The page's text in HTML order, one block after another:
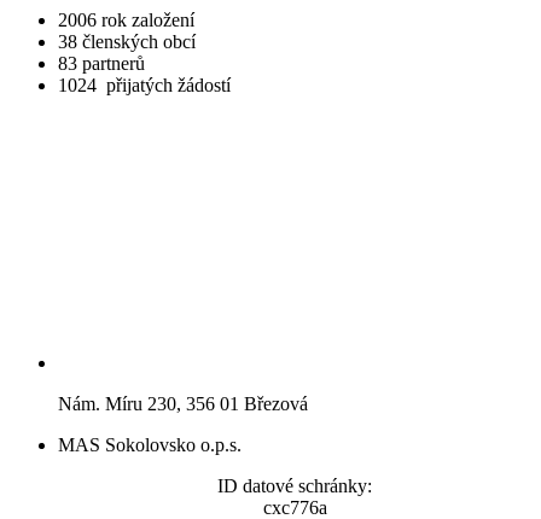
2006 rok založení
38 členských obcí
83 partnerů
1024 přijatých žádostí
Nám. Míru 230, 356 01 Březová
MAS Sokolovsko o.p.s.
ID datové schránky:
cxc776a